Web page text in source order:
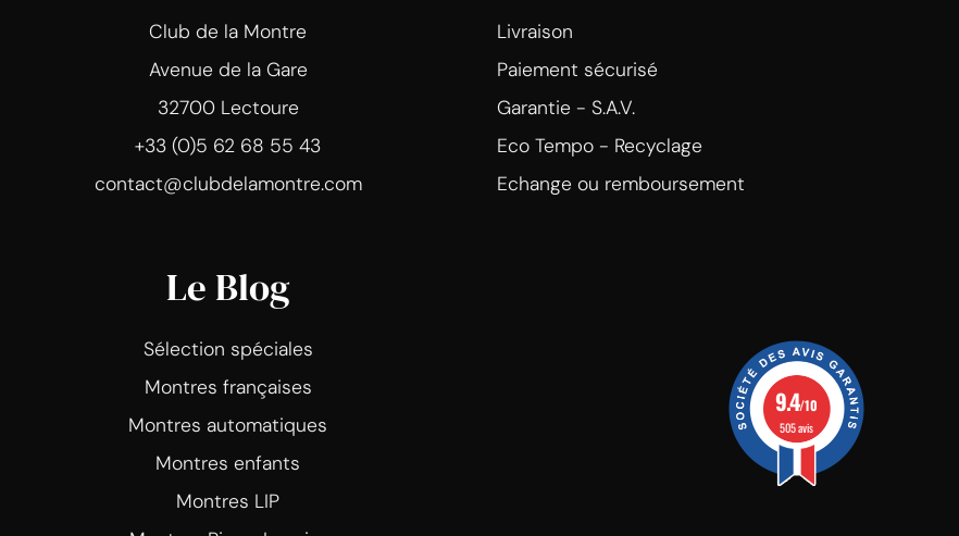
Club de la Montre
Avenue de la Gare
32700 Lectoure
+33 (0)5 62 68 55 43
contact@clubdelamontre.com
Livraison
Paiement sécurisé
Garantie - S.A.V.
Eco Tempo - Recyclage
Echange ou remboursement
Le Blog
Sélection spéciales
Montres françaises
Montres automatiques
Montres enfants
Montres LIP
9.4/10
505 avis